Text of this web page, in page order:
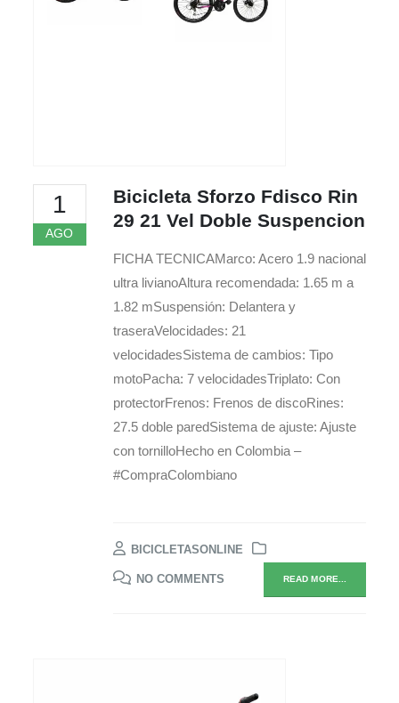
1
AGO
Bicicleta Sforzo Fdisco Rin
29 21 Vel Doble Suspencion
FICHA TECNICAMarco: Acero 1.9 nacional
ultra livianoAltura recomendada: 1.65 m a
1.82 mSuspensión: Delantera y
traseraVelocidades: 21
velocidadesSistema de cambios: Tipo
motoPacha: 7 velocidadesTriplato: Con
protectorFrenos: Frenos de discoRines:
27.5 doble paredSistema de ajuste: Ajuste
con tornilloHecho en Colombia –
#CompraColombiano
BICICLETASONLINE
NO COMMENTS READ MORE...